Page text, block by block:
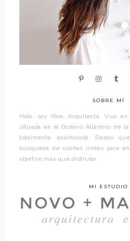
SOBRE MÍ
Hola, soy Noe. Arquitecta. Vivo en
situada en el Océano Atlántico de
totalmente enamorada. Deseo
búsqueda de cositas lindas para
objetivo más que disfrutar.
MI ESTUDIO